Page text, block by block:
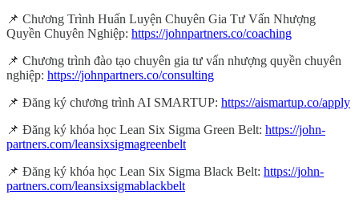
📌 Chương Trình Huấn Luyện Chuyên Gia Tư Vấn Nhượng
Quyền Chuyên Nghiệp: https://johnpartners.co/coaching
📌 Chương trình đào tạo chuyên gia tư vấn nhượng quyền chuyên
nghiệp: https://johnpartners.co/consulting
📌 Đăng ký chương trình AI SMARTUP: https://aismartup.co/apply
📌 Đăng ký khóa học Lean Six Sigma Green Belt: https://john-
partners.com/leansixsigmagreenbelt
📌 Đăng ký khóa học Lean Six Sigma Black Belt: https://john-
partners.com/leansixsigmablackbelt